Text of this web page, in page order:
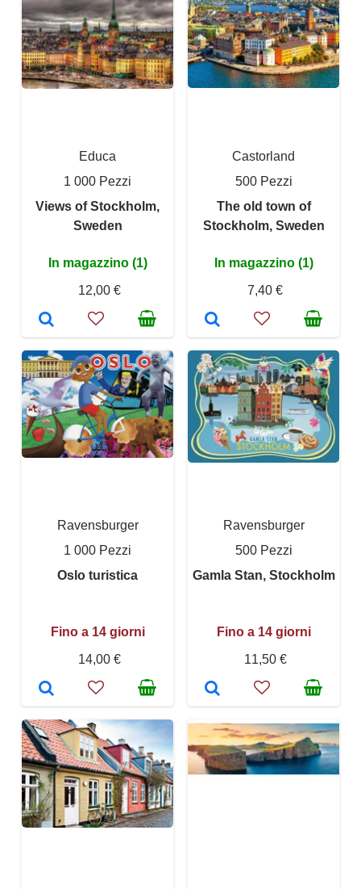
Educa
1 000 Pezzi
Views of Stockholm,
Sweden
In magazzino (1)
12,00 €
Castorland
500 Pezzi
The old town of
Stockholm, Sweden
In magazzino (1)
7,40 €
Ravensburger
1 000 Pezzi
Oslo turistica
Fino a 14 giorni
14,00 €
Ravensburger
500 Pezzi
Gamla Stan, Stockholm
Fino a 14 giorni
11,50 €